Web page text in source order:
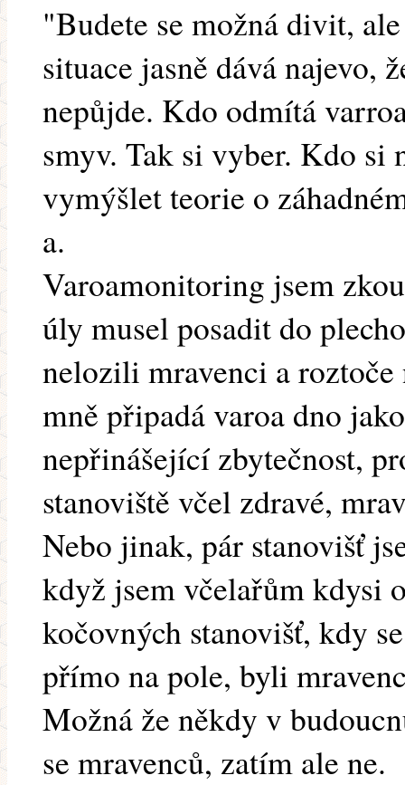
"Budete se možná divit,
situace jasně dává najevo,
nepůjde. Kdo odmítá
smyv. Tak si vyber. Kdo si
vymýšlet teorie o
a.
Varoamonitoring jsem
úly musel posadit do
nelozili mravenci a
mně připadá varoa dno
nepřinášející zbytečnost,
stanoviště včel zdravé,
Nebo jinak, pár stanovišť
když jsem včelařům kdysi
kočovných stanovišť, kdy
přímo na pole, byli
Možná že někdy v
se mravenců, zatím ale ne.